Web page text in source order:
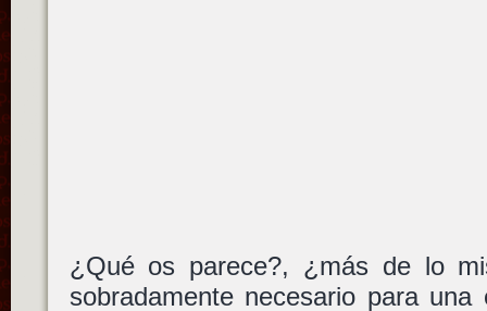
¿Qué os parece?, ¿más de lo
sobradamente necesario para